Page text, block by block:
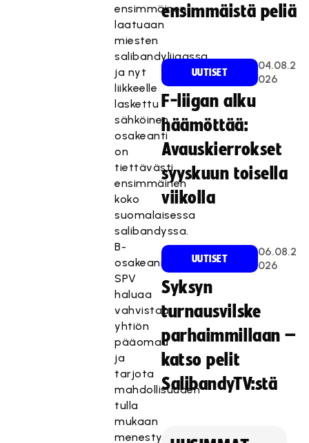
ensimmäinen
laatuaan
miesten
salibandyliigassa,
ja nyt
liikkeelle
laskettu
sähköinen
osakeanti
on
tiettävästi
ensimmäinen
koko
suomalaisessa
salibandyssa.
B-
osakeannilla
SPV
haluaa
vahvistaa
yhtiön
pääomaa
ja
tarjota
mahdollisuuden
tulla
mukaan
menestyvän
ensimmäistä peliä
UUTISET
04.08.2
026
F-liigan alku
häämöttää:
Avauskierrokset
syyskuun toisella
viikolla
UUTISET
06.08.2
026
Syksyn
turnausvilske
parhaimmillaan –
katso pelit
SalibandyTV:stä